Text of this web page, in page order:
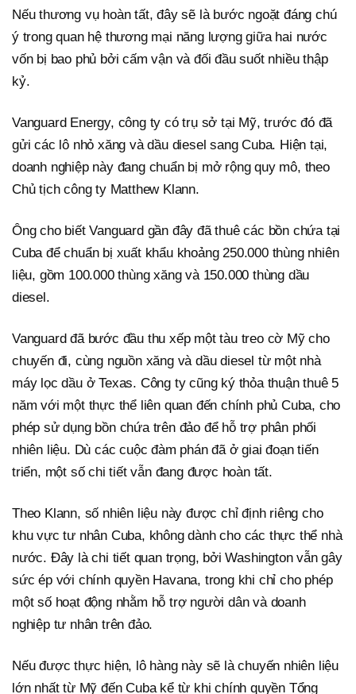
Nếu thương vụ hoàn tất, đây sẽ là bước ngoặt đáng chú
ý trong quan hệ thương mại năng lượng giữa hai nước
vốn bị bao phủ bởi cấm vận và đối đầu suốt nhiều thập
kỷ.
Vanguard Energy, công ty có trụ sở tại Mỹ, trước đó đã
gửi các lô nhỏ xăng và dầu diesel sang Cuba. Hiện tại,
doanh nghiệp này đang chuẩn bị mở rộng quy mô, theo
Chủ tịch công ty Matthew Klann.
Ông cho biết Vanguard gần đây đã thuê các bồn chứa tại
Cuba để chuẩn bị xuất khẩu khoảng 250.000 thùng nhiên
liệu, gồm 100.000 thùng xăng và 150.000 thùng dầu
diesel.
Vanguard đã bước đầu thu xếp một tàu treo cờ Mỹ cho
chuyến đi, cùng nguồn xăng và dầu diesel từ một nhà
máy lọc dầu ở Texas. Công ty cũng ký thỏa thuận thuê 5
năm với một thực thể liên quan đến chính phủ Cuba, cho
phép sử dụng bồn chứa trên đảo để hỗ trợ phân phối
nhiên liệu. Dù các cuộc đàm phán đã ở giai đoạn tiến
triển, một số chi tiết vẫn đang được hoàn tất.
Theo Klann, số nhiên liệu này được chỉ định riêng cho
khu vực tư nhân Cuba, không dành cho các thực thể nhà
nước. Đây là chi tiết quan trọng, bởi Washington vẫn gây
sức ép với chính quyền Havana, trong khi chỉ cho phép
một số hoạt động nhằm hỗ trợ người dân và doanh
nghiệp tư nhân trên đảo.
Nếu được thực hiện, lô hàng này sẽ là chuyến nhiên liệu
lớn nhất từ Mỹ đến Cuba kể từ khi chính quyền Tổng